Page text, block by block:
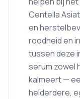
Centella
en
roodheid en
tussen deze
serum zowel
kalmeert —
helderdere,